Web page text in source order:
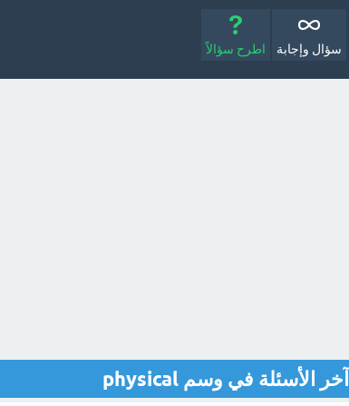
سؤال وإجابة اطرح سؤالاً
آخر الأسئلة في وسم physical